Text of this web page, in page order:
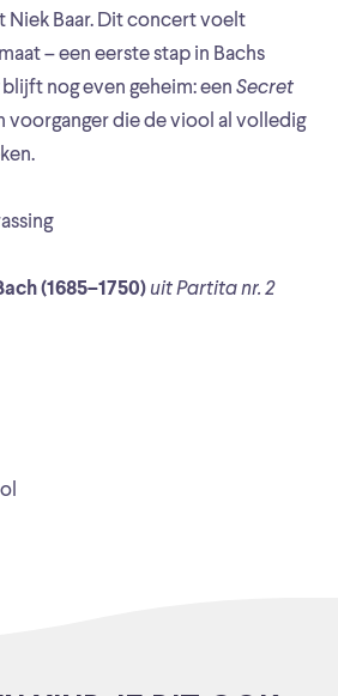
Niek Baar. Dit concert voelt
– een eerste stap in Bachs
nog even geheim: een Secret
voorganger die de viool al volledig
(1685–1750) uit Partita nr. 2